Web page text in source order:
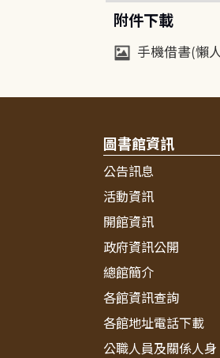
附件下載
手機借書(懶
圖書館資訊
公告訊息
活動資訊
開館資訊
政府資訊公開
總館簡介
各館資訊查詢
各館地址電話下載
公職人員及關係人身